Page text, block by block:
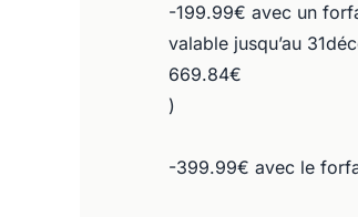
-199.99€ avec un
valable jusqu’au
669.84€
)
-399.99€ avec le